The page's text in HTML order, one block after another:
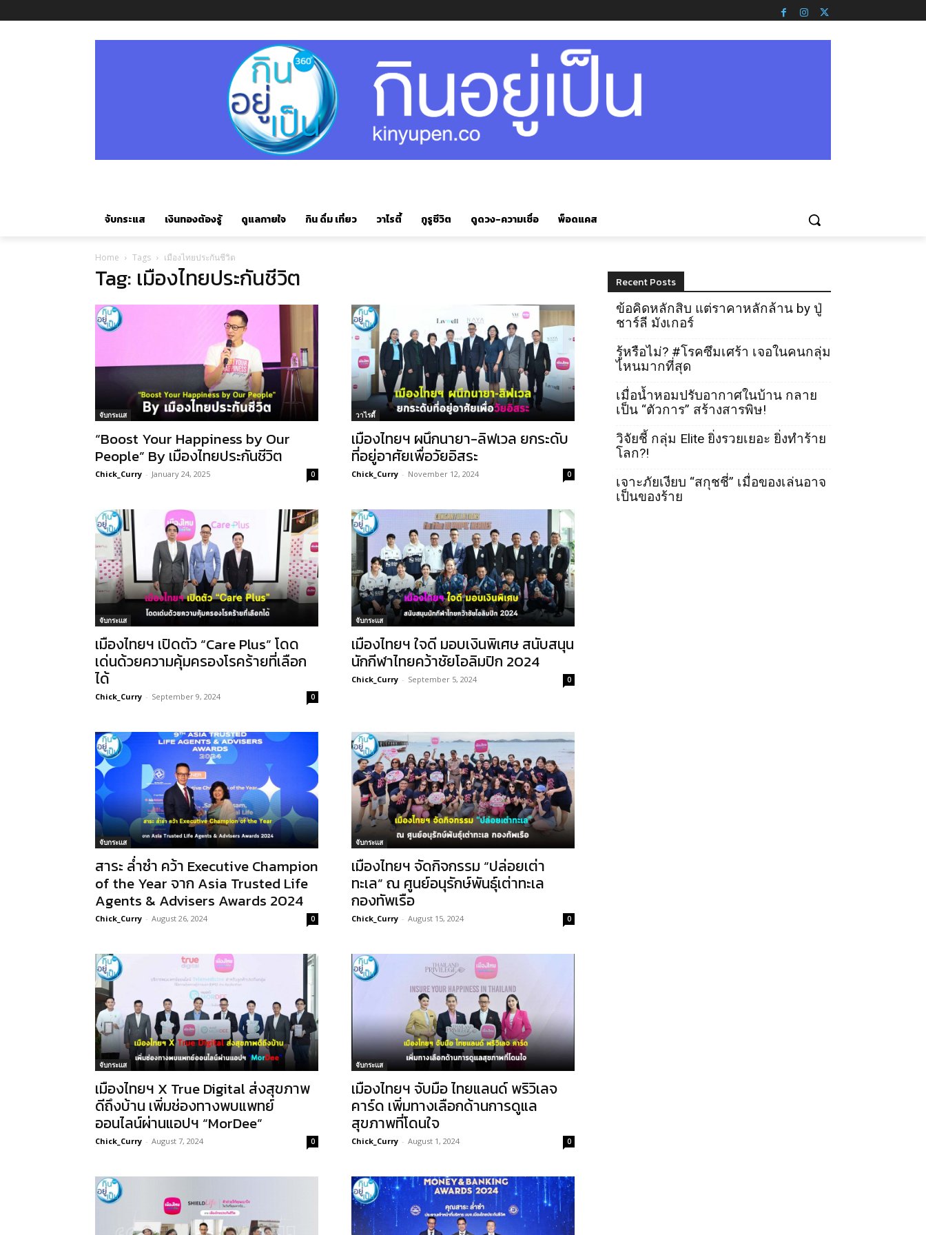
จับกระแส เงินทองต้องรู้ ดูแลกายใจ กิน ดื่ม เที่ยว วาไรตี้ กูรูชีวิต ดูดวง-ความเชื่อ พ็อดแคส
Home Tags เมืองไทยประกันชีวิต
Tag: เมืองไทยประกันชีวิต
จับกระแส
“Boost Your Happiness by Our
People” By เมืองไทยประกันชีวิต
Chick_Curry - January 24, 2025 0
วาไรตี้
เมืองไทยฯ ผนึกนายา-ลิฟเวล ยกระดับ
ที่อยู่อาศัยเพื่อวัยอิสระ
Chick_Curry - November 12, 2024 0
จับกระแส
เมืองไทยฯ เปิดตัว “Care Plus” โดด
เด่นด้วยความคุ้มครองโรคร้ายที่เลือก
ได้
Chick_Curry - September 9, 2024 0
จับกระแส
เมืองไทยฯ ใจดี มอบเงินพิเศษ สนับสนุน
นักกีฬาไทยคว้าชัยโอลิมปิก 2024
Chick_Curry - September 5, 2024 0
จับกระแส
สาระ ล่ำซำ คว้า Executive Champion
of the Year จาก Asia Trusted Life
Agents & Advisers Awards 2024
Chick_Curry - August 26, 2024 0
จับกระแส
เมืองไทยฯ จัดกิจกรรม “ปล่อยเต่า
ทะเล” ณ ศูนย์อนุรักษ์พันธุ์เต่าทะเล
กองทัพเรือ
Chick_Curry - August 15, 2024 0
จับกระแส
เมืองไทยฯ X True Digital ส่งสุขภาพ
ดีถึงบ้าน เพิ่มช่องทางพบแพทย์
ออนไลน์ผ่านแอปฯ “MorDee”
Chick_Curry - August 7, 2024 0
จับกระแส
เมืองไทยฯ จับมือ ไทยแลนด์ พริวิเลจ
คาร์ด เพิ่มทางเลือกด้านการดูแล
สุขภาพที่โดนใจ
Chick_Curry - August 1, 2024 0
Recent Posts
ข้อคิดหลักสิบ แต่ราคาหลักล้าน by ปู่
ชาร์ลี มังเกอร์
รู้หรือไม่? #โรคซึมเศร้า เจอในคนกลุ่ม
ไหนมากที่สุด
เมื่อน้ำหอมปรับอากาศในบ้าน กลาย
เป็น “ตัวการ” สร้างสารพิษ!
วิจัยชี้ กลุ่ม Elite ยิ่งรวยเยอะ ยิ่งทำร้าย
โลก?!
เจาะภัยเงียบ “สกุชชี่” เมื่อของเล่นอาจ
เป็นของร้าย